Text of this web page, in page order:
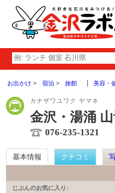
お出かけ 宿泊 旅館 美容・
カナザワユワク ヤマネ
金沢・湯涌
076-235-1321
基本情報 クチコミ
じぶんのお気に入り: